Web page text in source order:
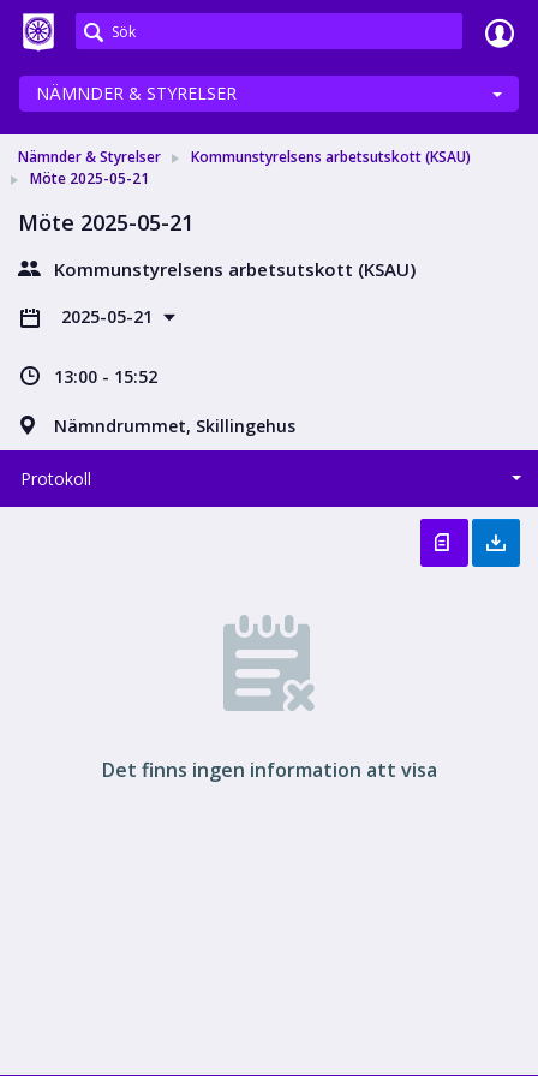
Meetings+
NÄMNDER & STYRELSER
Nämnder & Styrelser
Kommunstyrelsens arbetsutskott (KSAU)
Möte 2025-05-21
Möte 2025-05-21
Kommunstyrelsens arbetsutskott (KSAU)
2025-05-21
13:00 - 15:52
Nämndrummet, Skillingehus
Protokoll
Det finns ingen information att visa